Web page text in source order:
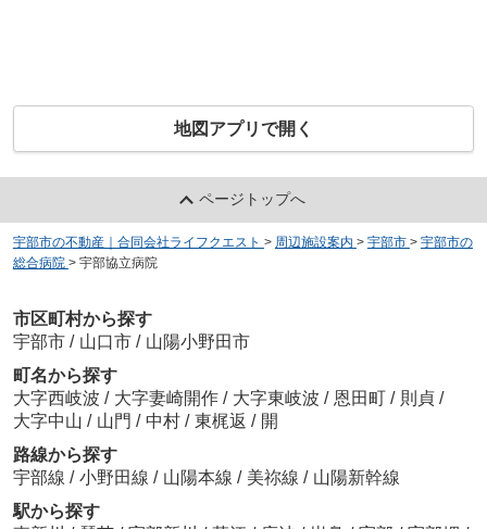
地図アプリで開く
ページトップへ
宇部市の不動産｜合同会社ライフクエスト > 周辺施設案内 > 宇部市 > 宇部市の
総合病院 > 宇部協立病院
市区町村から探す
宇部市 / 山口市 / 山陽小野田市
町名から探す
大字西岐波 / 大字妻崎開作 / 大字東岐波 / 恩田町 / 則貞 /
大字中山 / 山門 / 中村 / 東梶返 / 開
路線から探す
宇部線 / 小野田線 / 山陽本線 / 美祢線 / 山陽新幹線
駅から探す